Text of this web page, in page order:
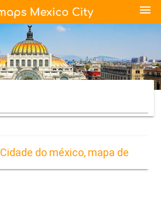
menu
Cidade do méxico, mapa de